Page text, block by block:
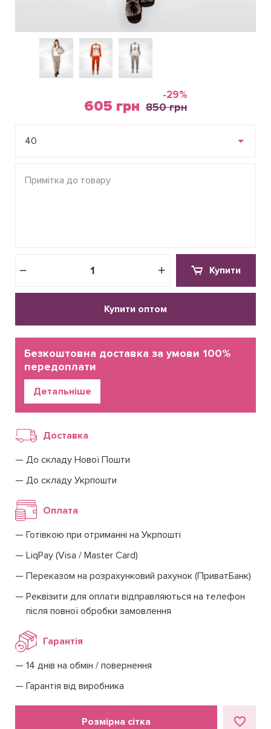
-29%
850 грн
605 грн
40
Купити
Купити оптом
Детальніше
Безкоштовна доставка за умови 100%
передоплати
Доставка
До складу Нової Пошти
До складу Укрпошти
Оплата
Готівкою при отриманні на Укрпошті
LiqPay (Visa / Master Card)
Переказом на розрахунковий рахунок (ПриватБанк)
Реквізити для оплати відправляються на телефон
після повної обробки замовлення
Гарантія
14 днів на обмін / повернення
Гарантія від виробника
Розмірна сітка